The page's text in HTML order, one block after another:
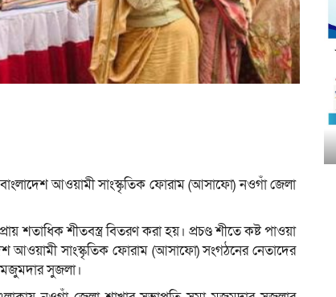
আওয়ামী সাংস্কৃতিক ফোরাম (আসাফো) নওগাঁ জেলা
শতাধিক শীতবস্ত্র বিতরণ করা হয়। প্রচণ্ড শীতে কষ্ট পাওয়া
আওয়ামী সাংস্কৃতিক ফোরাম (আসাফো) সংগঠনের নেতাদের
মজুমদার সুজলা।